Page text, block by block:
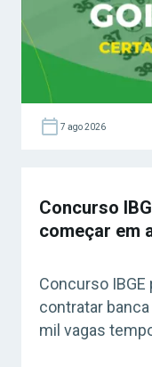
7 ago 2026
Concurso
começar em
Concurso
contratar
mil vagas